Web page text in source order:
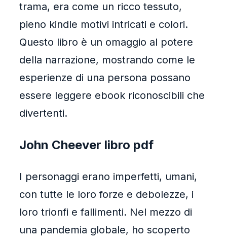
trama, era come un ricco tessuto,
pieno kindle motivi intricati e colori.
Questo libro è un omaggio al potere
della narrazione, mostrando come le
esperienze di una persona possano
essere leggere ebook riconoscibili che
divertenti.
John Cheever libro pdf
I personaggi erano imperfetti, umani,
con tutte le loro forze e debolezze, i
loro trionfi e fallimenti. Nel mezzo di
una pandemia globale, ho scoperto